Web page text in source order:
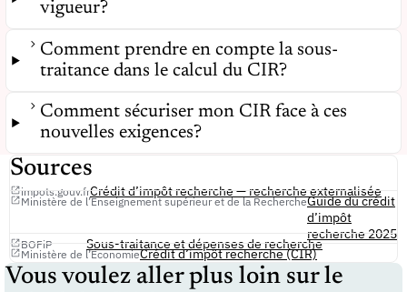
vigueur?
Comment prendre en compte la sous-
traitance dans le calcul du CIR?
Comment sécuriser mon CIR face à ces
nouvelles exigences?
Sources
impots.gouv.frCrédit d’impôt recherche — recherche externalisée
Ministère de l’Enseignement supérieur et de la RechercheGuide du crédit
d’impôt
recherche 2025
BOFiP Sous-traitance et dépenses de recherche
Ministère de l’ÉconomieCrédit d’impôt recherche (CIR)
Vous voulez aller plus loin sur le